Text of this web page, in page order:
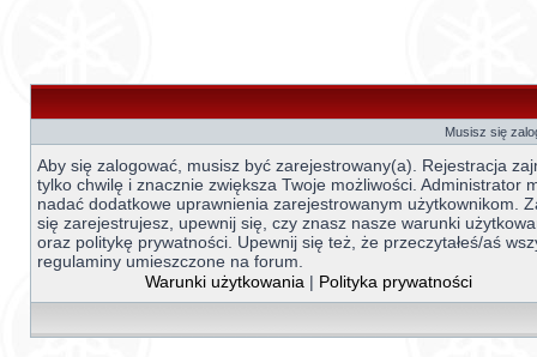
Musisz się
Aby się zalogować, musisz być zarejestrowany(a). Rejestracja
tylko chwilę i znacznie zwiększa Twoje możliwości. Administrator
nadać dodatkowe uprawnienia zarejestrowanym użytkownikom.
się zarejestrujesz, upewnij się, czy znasz nasze warunki
oraz politykę prywatności. Upewnij się też, że przeczytałeś/aś
regulaminy umieszczone na forum.
Warunki użytkowania | Polityka prywatności